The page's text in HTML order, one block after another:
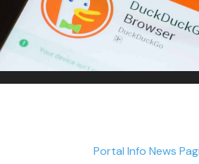
Portal Info News